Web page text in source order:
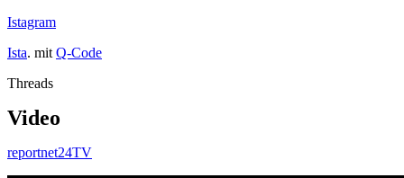
Istagram
Ista. mit Q-Code
Threads
Video
reportnet24TV